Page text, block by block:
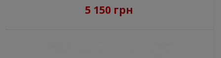
5 150 грн